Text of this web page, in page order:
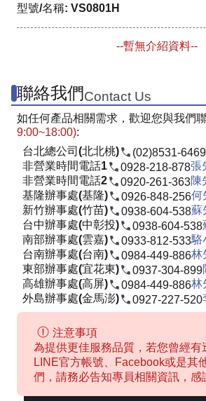
型號/名稱: VS0801H
--暫無介紹資料--
聯絡我們Contact Us
如任何產品相關需求，歡迎您與我們
9:00~18:00):
台北總公司(北北桃)
(02)8531-6469
非營業時間電話1
0928-218-878張
非營業時間電話2
0920-261-363陳
基隆辦事處(基隆)
0926-848-256何
新竹辦事處(竹苗)
0938-604-538蘇
台中辦事處(中彰投)
0938-604-538
南部辦事處(雲嘉)
0933-812-533駱
台南辦事處(台南)
0984-449-886林
東部辦事處(宜花東)
0937-304-899
高雄辦事處(高屏)
0984-449-886林
外島辦事處(金馬澎)
0927-227-520
注意事項
為提供更佳服務品質，若您曾經有
LINE官方帳號、Facebook或是其
們，請務必告知專員相關資訊，感